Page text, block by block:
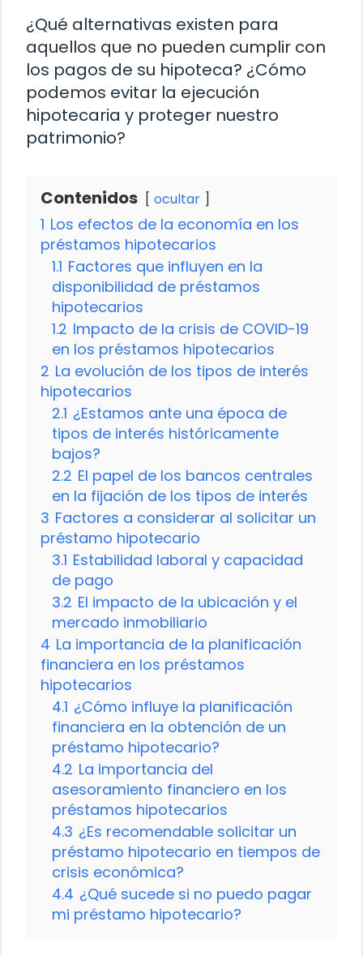
¿Qué alternativas existen para
aquellos que no pueden cumplir con
los pagos de su hipoteca? ¿Cómo
podemos evitar la ejecución
hipotecaria y proteger nuestro
patrimonio?
Contenidos ocultar
1 Los efectos de la economía en los
préstamos hipotecarios
1.1 Factores que influyen en la
disponibilidad de préstamos
hipotecarios
1.2 Impacto de la crisis de COVID-19
en los préstamos hipotecarios
2 La evolución de los tipos de interés
hipotecarios
2.1 ¿Estamos ante una época de
tipos de interés históricamente
bajos?
2.2 El papel de los bancos centrales
en la fijación de los tipos de interés
3 Factores a considerar al solicitar un
préstamo hipotecario
3.1 Estabilidad laboral y capacidad
de pago
3.2 El impacto de la ubicación y el
mercado inmobiliario
4 La importancia de la planificación
financiera en los préstamos
hipotecarios
4.1 ¿Cómo influye la planificación
financiera en la obtención de un
préstamo hipotecario?
4.2 La importancia del
asesoramiento financiero en los
préstamos hipotecarios
4.3 ¿Es recomendable solicitar un
préstamo hipotecario en tiempos de
crisis económica?
4.4 ¿Qué sucede si no puedo pagar
mi préstamo hipotecario?